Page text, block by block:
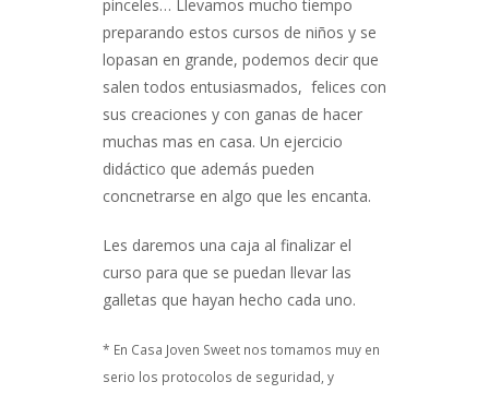
pinceles… Llevamos mucho tiempo
preparando estos cursos de niños y se
lopasan en grande, podemos decir que
salen todos entusiasmados, felices con
sus creaciones y con ganas de hacer
muchas mas en casa. Un ejercicio
didáctico que además pueden
concnetrarse en algo que les encanta.
Les daremos una caja al finalizar el
curso para que se puedan llevar las
galletas que hayan hecho cada uno.
* En Casa Joven Sweet nos tomamos muy en
serio los protocolos de seguridad, y